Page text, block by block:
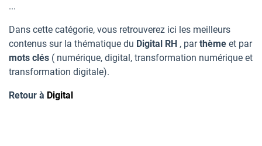
...
Dans cette catégorie, vous retrouverez ici les meilleurs
contenus sur la thématique du Digital RH , parthème et par
mots clés ( numérique, digital, transformation numérique et
transformation digitale).
Retour à Digital